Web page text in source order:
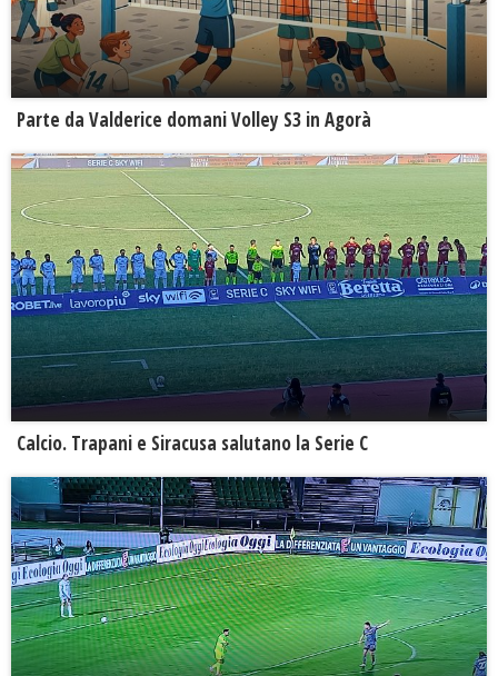
Parte da Valderice domani Volley S3 in Agorà
Calcio. Trapani e Siracusa salutano la Serie C